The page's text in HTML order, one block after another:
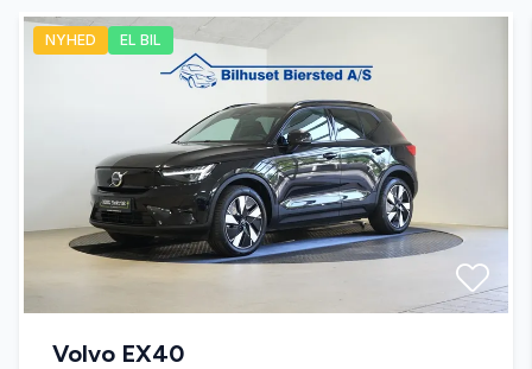
El-ruder
Fjernbetjent centrallås
Kørecomputer
NYHED EL BIL
Volvo EX40